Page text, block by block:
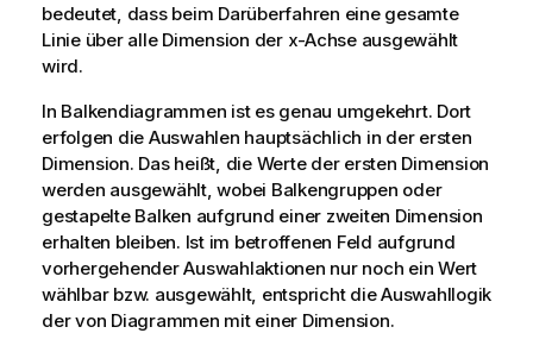
bedeutet, dass beim Darüberfahren eine gesamte
Linie über alle Dimension der x-Achse ausgewählt
wird.
In Balkendiagrammen ist es genau umgekehrt. Dort
erfolgen die Auswahlen hauptsächlich in der ersten
Dimension. Das heißt, die Werte der ersten Dimension
werden ausgewählt, wobei Balkengruppen oder
gestapelte Balken aufgrund einer zweiten Dimension
erhalten bleiben. Ist im betroffenen Feld aufgrund
vorhergehender Auswahlaktionen nur noch ein Wert
wählbar bzw. ausgewählt, entspricht die Auswahllogik
der von Diagrammen mit einer Dimension.